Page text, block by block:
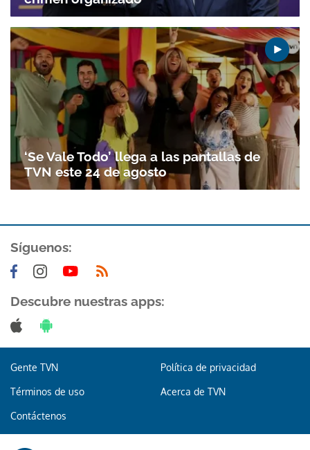
Gracias por suscribirte a nuestro boletín.
‘Se Vale Todo’ llega a las pantallas de
TVN este 24 de agosto
Síguenos:
Descubre nuestras apps:
Gente TVN Política de privacidad
Términos de uso Acerca de TVN
Contáctenos